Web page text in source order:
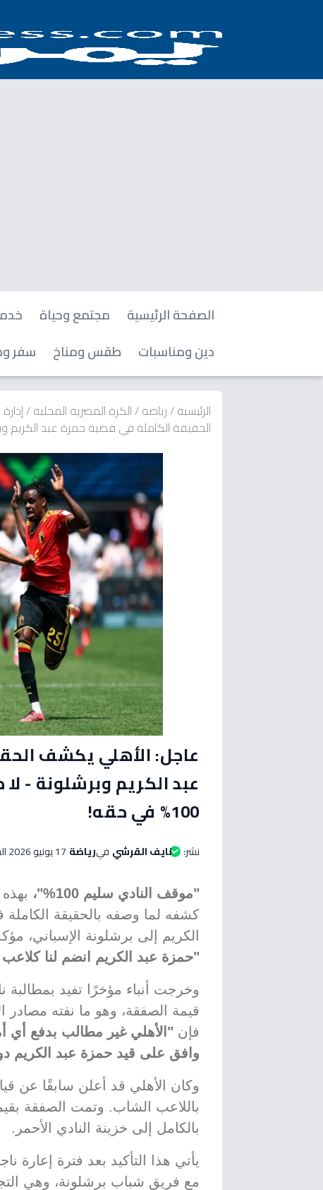
الصفحة الرئيسية مجتمع وحياة
دين ومناسبات
طقس ومناخ سفر
الرئيسية/رياضة/الكرة المصرية المحلية/
الحقيقة الكاملة في قضية حمزة عبد الكريم
عاجل: الأهلي يكشف
عبد الكريم وبرشلونة -
100% في حقه!
نشر: نايف القرشي فيرياضة 17 يونيو 2026 الساعة 12:45 صباحاً
"موقف النادي سليم 100%"،
كشفه لما وصفه بالحقيقة
الكريم إلى برشلونة الإسباني،
"حمزة عبد الكريم انضم لنا
وخرجت أنباء مؤخرًا تفيد بمطالبة
قيمة الصفقة، وهو ما نفته مصادر
فإن "الأهلي غير مطالب بدفع أي
وافق على قيد حمزة عبد الكريم
وكان الأهلي قد أعلن سابقًا عن
باللاعب الشاب. وتمت الصفقة
بالكامل إلى خزينة النادي الأحمر.
يأتي هذا التأكيد بعد فترة إعارة
مع فريق شباب برشلونة، وهي